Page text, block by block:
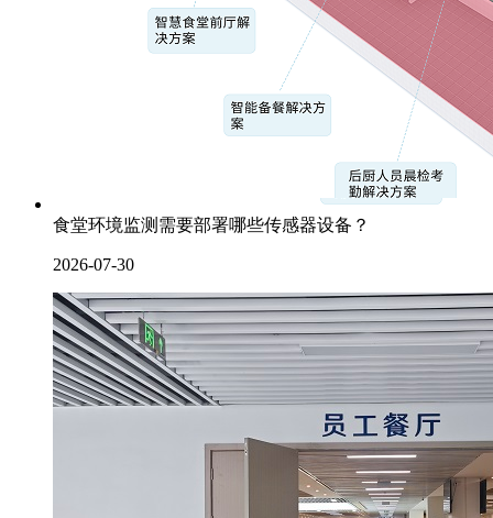
食堂环境监测需要部署哪些传感器设备？
2026-07-30